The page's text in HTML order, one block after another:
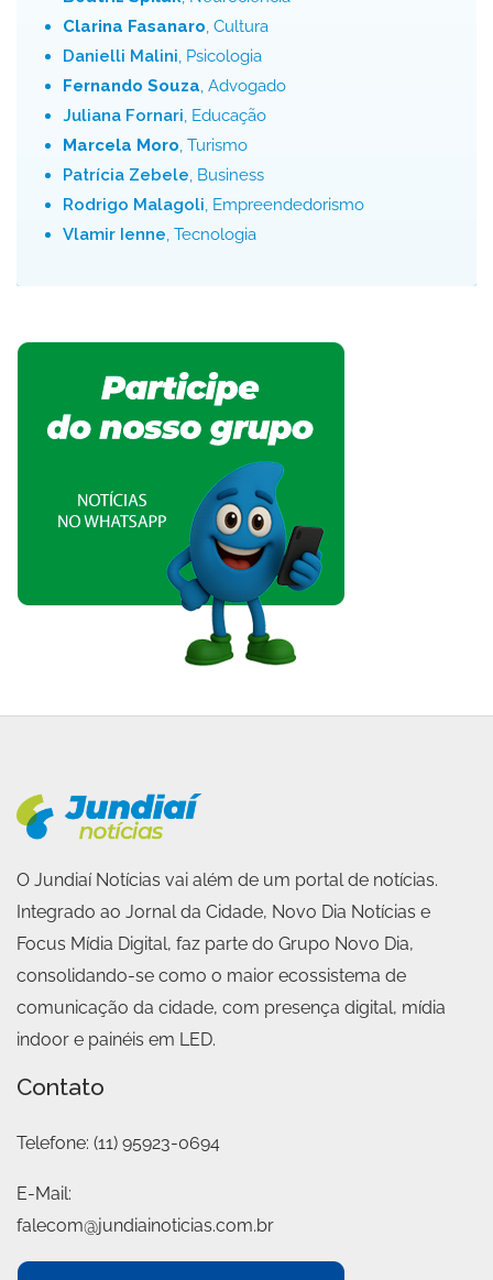
Clarina Fasanaro, Cultura
Danielli Malini, Psicologia
Fernando Souza, Advogado
Juliana Fornari, Educação
Marcela Moro, Turismo
Patrícia Zebele, Business
Rodrigo Malagoli, Empreendedorismo
Vlamir Ienne, Tecnologia
O Jundiaí Notícias vai além de um portal de notícias.
Integrado ao Jornal da Cidade, Novo Dia Notícias e
Focus Mídia Digital, faz parte do Grupo Novo Dia,
consolidando-se como o maior ecossistema de
comunicação da cidade, com presença digital, mídia
indoor e painéis em LED.
Contato
Telefone: (11) 95923-0694
E-Mail:
falecom@jundiainoticias.com.br